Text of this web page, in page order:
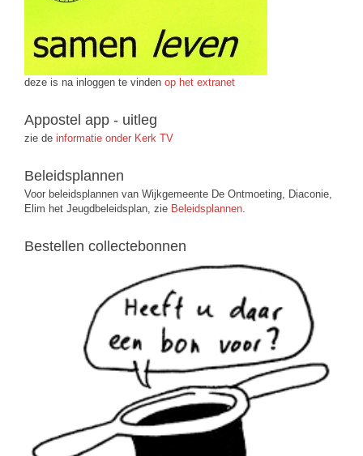
deze is na inloggen te vinden op het extranet
Appostel app - uitleg
zie de informatie onder Kerk TV
Beleidsplannen
Voor beleidsplannen van Wijkgemeente De Ontmoeting, Diaconie,
Elim het Jeugdbeleidsplan, zie Beleidsplannen.
Bestellen collectebonnen